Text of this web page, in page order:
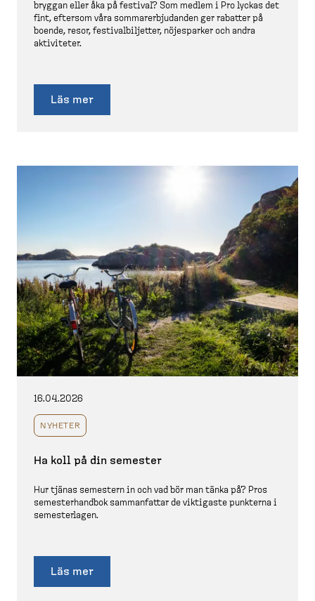
bryggan eller åka på festival? Som medlem i Pro lyckas det
fint, eftersom våra sommarer­bju­danden ger rabatter på
boende, resor, festival­bil­jetter, nöjesparker och andra
aktiviteter.
Läs mer
16.04.2026
NYHETER
Ha koll på din semester
Hur tjänas semestern in och vad bör man tänka på? Pros
semester­handbok samman­fattar de viktigaste punkterna i
semesterlagen.
Läs mer